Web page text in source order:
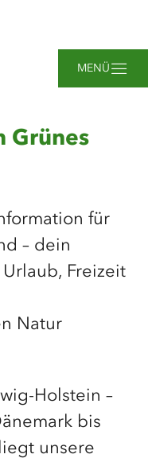
MENÜ
Grünes
für
– dein
Freizeit
Natur
Holstein –
bis
unsere